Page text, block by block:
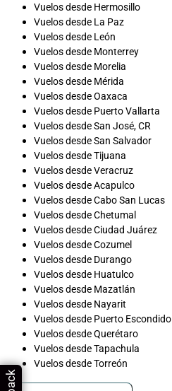
Vuelos desde Hermosillo
Vuelos desde La Paz
Vuelos desde León
Vuelos desde Monterrey
Vuelos desde Morelia
Vuelos desde Mérida
Vuelos desde Oaxaca
Vuelos desde Puerto Vallarta
Vuelos desde San José, CR
Vuelos desde San Salvador
Vuelos desde Tijuana
Vuelos desde Veracruz
Vuelos desde Acapulco
Vuelos desde Cabo San Lucas
Vuelos desde Chetumal
Vuelos desde Ciudad Juárez
Vuelos desde Cozumel
Vuelos desde Durango
Vuelos desde Huatulco
Vuelos desde Mazatlán
Vuelos desde Nayarit
Vuelos desde Puerto Escondido
Vuelos desde Querétaro
Vuelos desde Tapachula
Vuelos desde Torreón